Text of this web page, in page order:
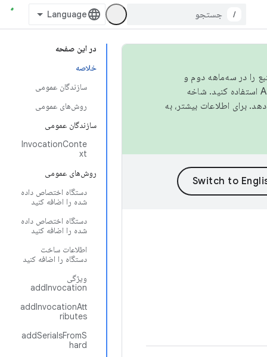
/
در این صفحه
خلاصه
سازندگان عمومی
روش‌های عمومی
سازندگان عمومی
InvocationConte
xt
روش‌های عمومی
دستگاه اختصاص داده
شده را اضافه کنید
دستگاه اختصاص داده
شده را اضافه کنید
اطلاعات ساخت
دستگاه را اضافه کنید
ویژگی
addInvocation
addInvocationAtt
ributes
addSerialsFromS
hard
را در سه‌ماهه دوم و
استفاده کنید. شاخه